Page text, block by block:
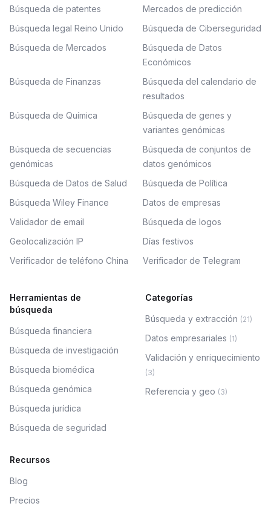
Búsqueda de patentes
Mercados de predicción
Búsqueda legal Reino Unido
Búsqueda de Ciberseguridad
Búsqueda de Mercados
Búsqueda de Datos
Económicos
Búsqueda de Finanzas
Búsqueda del calendario de
resultados
Búsqueda de Química
Búsqueda de genes y
variantes genómicas
Búsqueda de secuencias
genómicas
Búsqueda de conjuntos de
datos genómicos
Búsqueda de Datos de Salud
Búsqueda de Política
Búsqueda Wiley Finance
Datos de empresas
Validador de email
Búsqueda de logos
Geolocalización IP
Días festivos
Verificador de teléfono China
Verificador de Telegram
Herramientas de
búsqueda
Búsqueda financiera
Búsqueda de investigación
Búsqueda biomédica
Búsqueda genómica
Búsqueda jurídica
Búsqueda de seguridad
Categorías
Búsqueda y extracción (21)
Datos empresariales (1)
Validación y enriquecimiento
(3)
Referencia y geo (3)
Recursos
Blog
Precios